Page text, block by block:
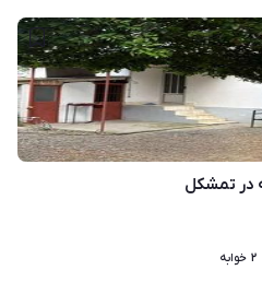
۲ خوابه